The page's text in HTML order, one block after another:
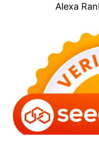
Alexa